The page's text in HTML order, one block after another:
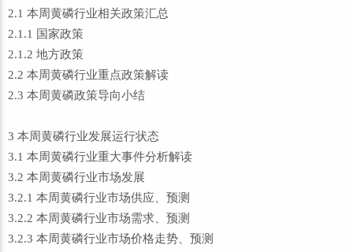
2.1 本周黄磷行业相关政策汇总
2.1.1 国家政策
2.1.2 地方政策
2.2 本周黄磷行业重点政策解读
2.3 本周黄磷政策导向小结
3 本周黄磷行业发展运行状态
3.1 本周黄磷行业重大事件分析解读
3.2 本周黄磷行业市场发展
3.2.1 本周黄磷行业市场供应、预测
3.2.2 本周黄磷行业市场需求、预测
3.2.3 本周黄磷行业市场价格走势、预测